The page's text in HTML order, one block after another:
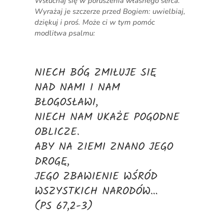
Wyrażaj je szczerze przed Bogiem: uwielbiaj,
dziękuj i proś. Może ci w tym pomóc
modlitwa psalmu:
NIECH BÓG ZMIŁUJE SIĘ
NAD NAMI I NAM
BŁOGOSŁAWI,
NIECH NAM UKAŻE POGODNE
OBLICZE.
ABY NA ZIEMI ZNANO JEGO
DROGĘ,
JEGO ZBAWIENIE WŚRÓD
WSZYSTKICH NARODÓW…
(PS 67,2-3)